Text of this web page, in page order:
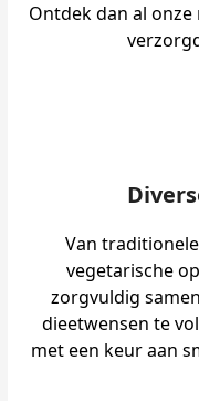
Ontdek dan al
Van
vegetarische
zorgvuldig
dieetwensen te
met een keur aan